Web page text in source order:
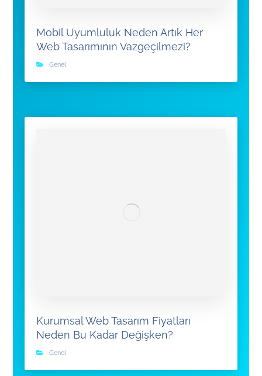
Mobil Uyumluluk Neden Artık Her
Web Tasarımının Vazgeçilmezi?
Genel
Kurumsal Web Tasarım Fiyatları
Neden Bu Kadar Değişken?
Genel